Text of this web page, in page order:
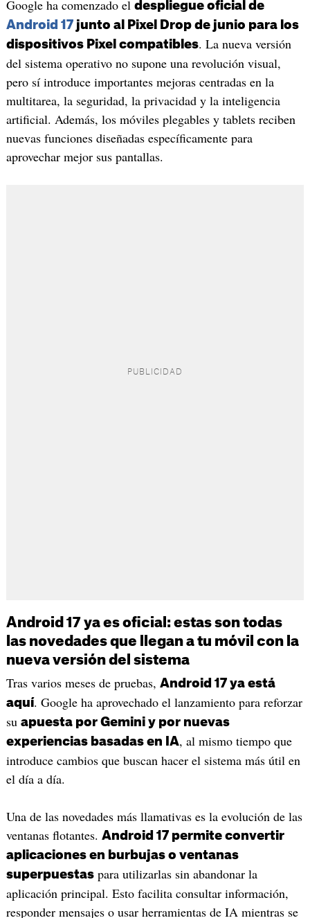
Google ha comenzado el despliegue oficial de
Android 17junto al Pixel Drop de junio para los
dispositivos Pixel compatibles. La nueva versión
del sistema operativo no supone una revolución visual,
pero sí introduce importantes mejoras centradas en la
multitarea, la seguridad, la privacidad y la inteligencia
artificial. Además, los móviles plegables y tablets reciben
nuevas funciones diseñadas específicamente para
aprovechar mejor sus pantallas.
Android 17 ya es oficial: estas son todas
las novedades que llegan a tu móvil con la
nueva versión del sistema
Tras varios meses de pruebas, Android 17 ya está
aquí. Google ha aprovechado el lanzamiento para reforzar
su apuesta por Gemini y por nuevas
experiencias basadas en IA, al mismo tiempo que
introduce cambios que buscan hacer el sistema más útil en
el día a día.
Una de las novedades más llamativas es la evolución de las
ventanas flotantes. Android 17 permite convertir
aplicaciones en burbujas o ventanas
superpuestaspara utilizarlas sin abandonar la
aplicación principal. Esto facilita consultar información,
responder mensajes o usar herramientas de IA mientras se